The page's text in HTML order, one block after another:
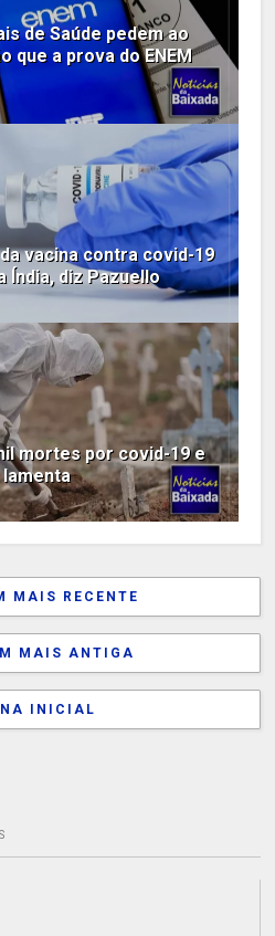
de Saúde pedem ao
que a prova do ENEM
vacina contra covid-19
Índia, diz Pazuello
mortes por covid-19 e
MAIS RECENTE
MAIS ANTIGA
INICIAL